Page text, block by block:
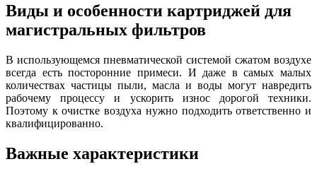
Виды и особенности картриджей для
магистральных фильтров
В использующемся пневматической системой сжатом воздухе
всегда есть посторонние примеси. И даже в самых малых
количествах частицы пыли, масла и воды могут навредить
рабочему процессу и ускорить износ дорогой техники.
Поэтому к очистке воздуха нужно подходить ответственно и
квалифицированно.
Важные характеристики